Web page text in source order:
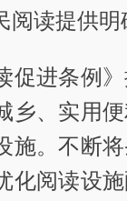
读提供明
促进条例
乡、实用
施。不断
化阅读设